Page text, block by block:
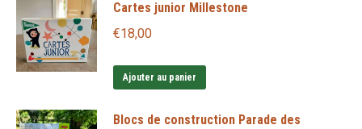
Cartes junior Millestone
€18,00
Ajouter au panier
Blocs de construction Parade des